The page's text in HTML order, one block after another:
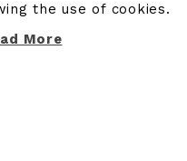
a Roma
the use of cookies.
More